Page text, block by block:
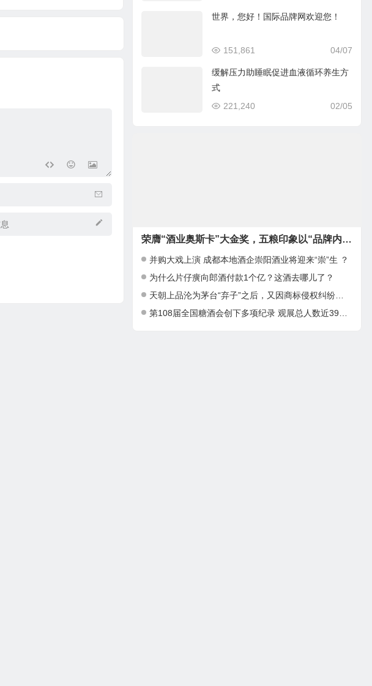
世界，您好！国际品牌网欢迎您！
04/07
151,861
缓解压力助睡眠促进血液循环养生方
式
02/05
221,240
荣膺“酒业奥斯卡”大金奖，五粮印象以“品牌内生力”奠定“领军”基础
并购大戏上演 成都本地酒企崇阳酒业将迎来“崇”生 ？
为什么片仔癀向郎酒付款1个亿？这酒去哪儿了？
天朝上品沦为茅台“弃子”之后，又因商标侵权纠纷被告上法庭！
第108届全国糖酒会创下多项纪录 观展总人数近39万人次